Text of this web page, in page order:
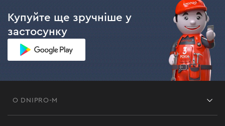
Купуйте ще зручніше у
застосунку
О DNIPRO-M